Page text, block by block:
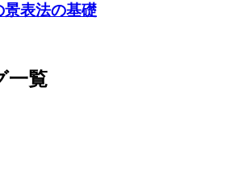
景表法の基礎
一覧